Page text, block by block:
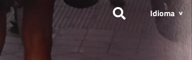
Idioma